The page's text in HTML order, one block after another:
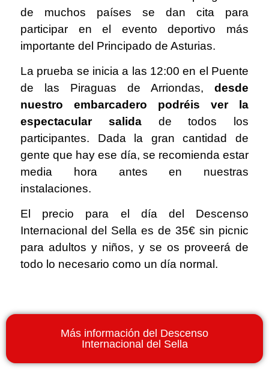
de muchos países se dan cita para
participar en el evento deportivo más
importante del Principado de Asturias.
La prueba se inicia a las 12:00 en el Puente
de las Piraguas de Arriondas, desde
nuestro embarcadero podréis ver la
espectacular salidade todos los
participantes. Dada la gran cantidad de
gente que hay ese día, se recomienda estar
media hora antes en nuestras
instalaciones.
El precio para el día del Descenso
Internacional del Sella es de 35€ sin picnic
para adultos y niños, y se os proveerá de
todo lo necesario como un día normal.
Más información del Descenso
Internacional del Sella